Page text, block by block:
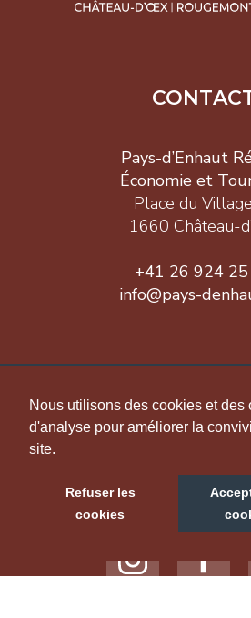
Nous utilisons des cookies et des
d'analyse pour améliorer la
site.
Refuser les
cookies
Pays-d’Enhaut
Économie et
Place du
1660 Château-
+41 26 924
info@pays-
NOUS